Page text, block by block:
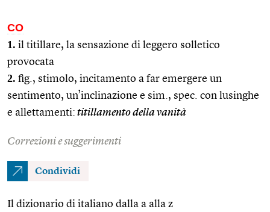
CO
1. il titillare, la sensazione di leggero solletico
provocata
2. fig., stimolo, incitamento a far emergere un
sentimento, un’inclinazione e sim., spec. con lusinghe
e allettamenti: titillamento della vanità
Correzioni e suggerimenti
Condividi
Il dizionario di italiano dalla a alla z